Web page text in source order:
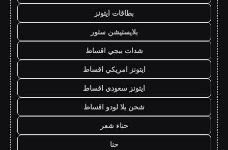
بطاقات ايتونز
بلايستيشن ستور
شدات ببجي اقساط
ايتونز امريكي اقساط
ايتونز سعودي اقساط
شحن يلا لودو اقساط
حناء شعر
حنا